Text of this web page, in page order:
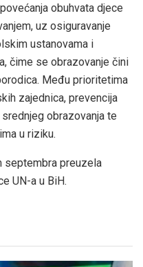
obuhvata djece
uz osiguravanje
ustanovama i
čime se obrazovanje čini
Među prioritetima
zajednica, prevencija
obrazovanja te
u riziku.
septembra preuzela
UN-a u BiH.